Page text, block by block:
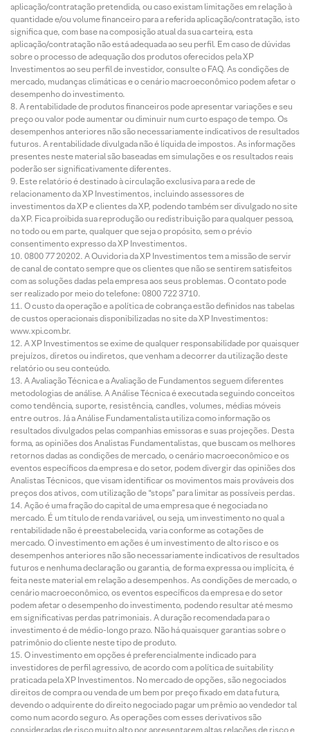
aplicação/contratação pretendida, ou caso existam limitações em relação à
quantidade e/ou volume financeiro para a referida aplicação/contratação, isto
significa que, com base na composição atual da sua carteira, esta
aplicação/contratação não está adequada ao seu perfil. Em caso de dúvidas
sobre o processo de adequação dos produtos oferecidos pela XP
Investimentos ao seu perfil de investidor, consulte o FAQ. As condições de
mercado, mudanças climáticas e o cenário macroeconômico podem afetar o
desempenho do investimento.
A rentabilidade de produtos financeiros pode apresentar variações e seu
preço ou valor pode aumentar ou diminuir num curto espaço de tempo. Os
desempenhos anteriores não são necessariamente indicativos de resultados
futuros. A rentabilidade divulgada não é líquida de impostos. As informações
presentes neste material são baseadas em simulações e os resultados reais
poderão ser significativamente diferentes.
Este relatório é destinado à circulação exclusiva para a rede de
relacionamento da XP Investimentos, incluindo assessores de
investimentos da XP e clientes da XP, podendo também ser divulgado no site
da XP. Fica proibida sua reprodução ou redistribuição para qualquer pessoa,
no todo ou em parte, qualquer que seja o propósito, sem o prévio
consentimento expresso da XP Investimentos.
0800 77 20202. A Ouvidoria da XP Investimentos tem a missão de servir
de canal de contato sempre que os clientes que não se sentirem satisfeitos
com as soluções dadas pela empresa aos seus problemas. O contato pode
ser realizado por meio do telefone: 0800 722 3710.
O custo da operação e a política de cobrança estão definidos nas tabelas
de custos operacionais disponibilizadas no site da XP Investimentos:
www.xpi.com.br.
A XP Investimentos se exime de qualquer responsabilidade por quaisquer
prejuízos, diretos ou indiretos, que venham a decorrer da utilização deste
relatório ou seu conteúdo.
A Avaliação Técnica e a Avaliação de Fundamentos seguem diferentes
metodologias de análise. A Análise Técnica é executada seguindo conceitos
como tendência, suporte, resistência, candles, volumes, médias móveis
entre outros. Já a Análise Fundamentalista utiliza como informação os
resultados divulgados pelas companhias emissoras e suas projeções. Desta
forma, as opiniões dos Analistas Fundamentalistas, que buscam os melhores
retornos dadas as condições de mercado, o cenário macroeconômico e os
eventos específicos da empresa e do setor, podem divergir das opiniões dos
Analistas Técnicos, que visam identificar os movimentos mais prováveis dos
preços dos ativos, com utilização de “stops” para limitar as possíveis perdas.
Ação é uma fração do capital de uma empresa que é negociada no
mercado. É um título de renda variável, ou seja, um investimento no qual a
rentabilidade não é preestabelecida, varia conforme as cotações de
mercado. O investimento em ações é um investimento de alto risco e os
desempenhos anteriores não são necessariamente indicativos de resultados
futuros e nenhuma declaração ou garantia, de forma expressa ou implícita, é
feita neste material em relação a desempenhos. As condições de mercado, o
cenário macroeconômico, os eventos específicos da empresa e do setor
podem afetar o desempenho do investimento, podendo resultar até mesmo
em significativas perdas patrimoniais. A duração recomendada para o
investimento é de médio-longo prazo. Não há quaisquer garantias sobre o
patrimônio do cliente neste tipo de produto.
O investimento em opções é preferencialmente indicado para
investidores de perfil agressivo, de acordo com a política de suitability
praticada pela XP Investimentos. No mercado de opções, são negociados
direitos de compra ou venda de um bem por preço fixado em data futura,
devendo o adquirente do direito negociado pagar um prêmio ao vendedor tal
como num acordo seguro. As operações com esses derivativos são
consideradas de risco muito alto por apresentarem altas relações de risco e